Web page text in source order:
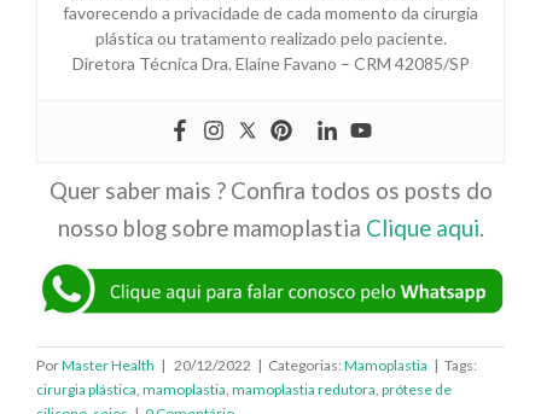
favorecendo a privacidade de cada momento da cirurgia
plástica ou tratamento realizado pelo paciente.
Diretora Técnica Dra. Elaine Favano – CRM 42085/SP
Quer saber mais ? Confira todos os posts do
nosso blog sobre mamoplastia Clique aqui.
PorMaster Health | 20/12/2022 | Categorias: Mamoplastia | Tags:
cirurgia plástica mamoplastia mamoplastia redutora prótese de